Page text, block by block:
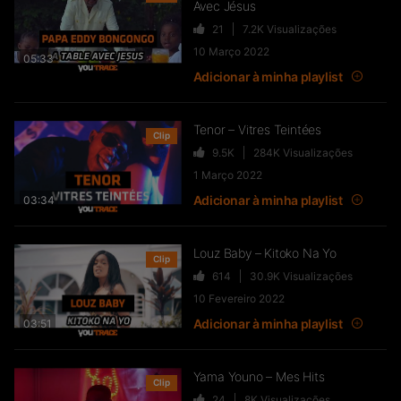
05:33
Avec Jésus
21 7.2K Visualizações
10 Março 2022
Adicionar à minha playlist
03:34
Clip Tenor – Vitres Teintées
9.5K 284K Visualizações
1 Março 2022
Adicionar à minha playlist
03:51
Clip Louz Baby – Kitoko Na Yo
614 30.9K Visualizações
10 Fevereiro 2022
Adicionar à minha playlist
Clip Yama Youno – Mes Hits